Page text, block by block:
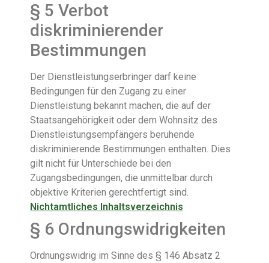
§ 5 Verbot
diskriminierender
Bestimmungen
Der Dienstleistungserbringer darf keine
Bedingungen für den Zugang zu einer
Dienstleistung bekannt machen, die auf der
Staatsangehörigkeit oder dem Wohnsitz des
Dienstleistungsempfängers beruhende
diskriminierende Bestimmungen enthalten. Dies
gilt nicht für Unterschiede bei den
Zugangsbedingungen, die unmittelbar durch
objektive Kriterien gerechtfertigt sind.
Nichtamtliches Inhaltsverzeichnis
§ 6 Ordnungswidrigkeiten
Ordnungswidrig im Sinne des § 146 Absatz 2